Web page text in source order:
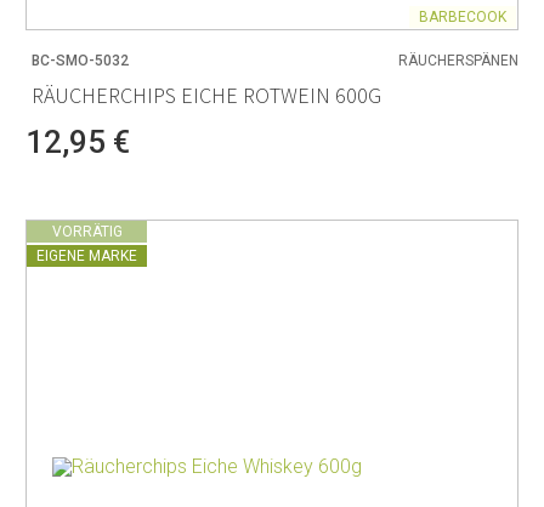
BARBECOOK
BC-SMO-5032 RÄUCHERSPÄNEN
RÄUCHERCHIPS EICHE ROTWEIN 600G
12,95 €
VORRÄTIG
EIGENE MARKE